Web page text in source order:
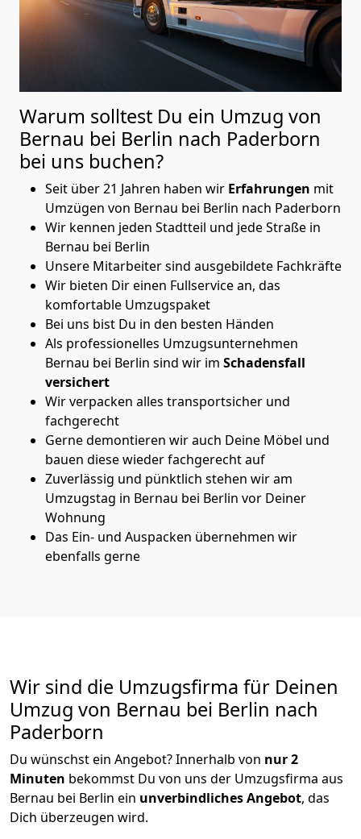
Warum solltest Du ein Umzug von
Bernau bei Berlin nach Paderborn
bei uns buchen?
Seit über 21 Jahren haben wir Erfahrungen mit
Umzügen von Bernau bei Berlin nach Paderborn
Wir kennen jeden Stadtteil und jede Straße in
Bernau bei Berlin
Unsere Mitarbeiter sind ausgebildete Fachkräfte
Wir bieten Dir einen Fullservice an, das
komfortable Umzugspaket
Bei uns bist Du in den besten Händen
Als professionelles Umzugsunternehmen
Bernau bei Berlin sind wir im Schadensfall
versichert
Wir verpacken alles transportsicher und
fachgerecht
Gerne demontieren wir auch Deine Möbel und
bauen diese wieder fachgerecht auf
Zuverlässig und pünktlich stehen wir am
Umzugstag in Bernau bei Berlin vor Deiner
Wohnung
Das Ein- und Auspacken übernehmen wir
ebenfalls gerne
Wir sind die Umzugsfirma für Deinen
Umzug von Bernau bei Berlin nach
Paderborn
Du wünschst ein Angebot? Innerhalb von nur 2
Minuten bekommst Du von uns der Umzugsfirma aus
Bernau bei Berlin ein unverbindliches Angebot, das
Dich überzeugen wird.